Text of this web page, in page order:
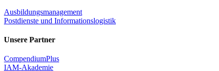
Ausbildungsmanagement
Postdienste und Informationslogistik
Unsere Partner
CompendiumPlus
IAM-Akademie